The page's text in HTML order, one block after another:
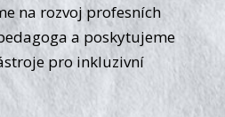
na rozvoj profesních
a poskytujeme
pro inkluzivní